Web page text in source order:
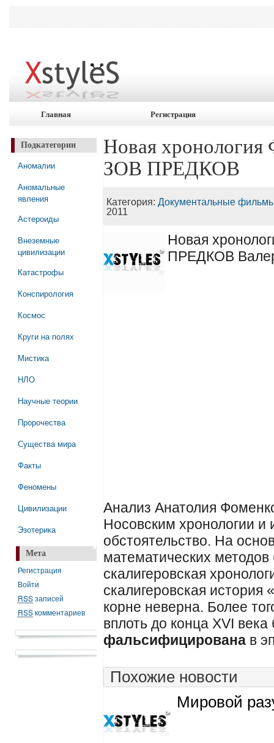
Главная Регистрация
Подкатегории
Аномалии
Аномальные
явления
Астероиды
Внеземные
цивилизации
Катастрофы
Конспирология
Космос
Круги на полях
Мистика
НЛО
Научные теории
Пророчества
Существа мира
Факты
Феномены
Цивилизации
Эзотерика
Мета
Регистрация
Войти
RSSзаписей
RSSкомментариев
Новая
ЗОВ ПРЕДКОВ
Категория: Документальные
2011
Новая
ПРЕДКОВ
Анализ Анатолия
Носовским хронологии и
обстоятельство. На
математических
скалигеровская
скалигеровская история
корне неверна. Более
вплоть до конца XVI
фальсифицирована в
Похожие новости
Мировой